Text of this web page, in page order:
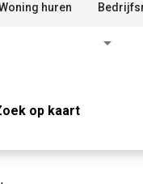
huren
arrow_drop_down
op kaart